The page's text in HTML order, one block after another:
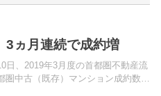
3ヵ月連続で成約増
日、2019年3月度の首都圏不動産流
圏中古（既存）マンション成約数は